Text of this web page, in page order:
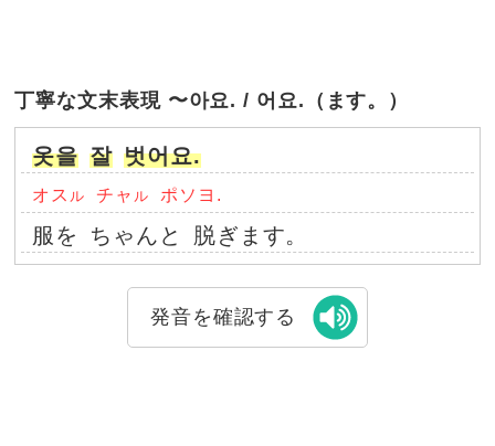
丁寧な文末表現 〜아요. / 어요.（ます。）
옷을 잘 벗어요.
オス ル チャ ル ポソヨ.
服を ちゃんと 脱ぎます。
発音を確認する